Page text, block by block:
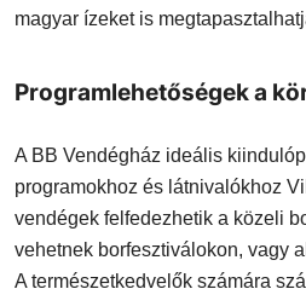
magyar ízeket is
Programlehetőségek a
A BB Vendégház ideális
programokhoz és látnivalókhoz
vendégek felfedezhetik a közeli
vehetnek borfesztiválokon, vagy
A természetkedvelők számára